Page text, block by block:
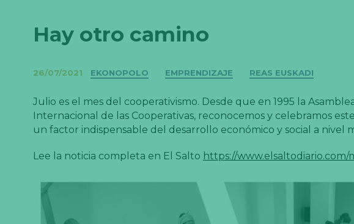
Hay otro camino
26/07/2021 Categorías
EKONOPOLO EMPRENDIZAJE REAS EUSKADI
Julio es el mes del cooperativismo. Desde que en 1995 la
Internacional de las Cooperativas, reconocemos y celebramos
un factor indispensable del desarrollo económico y social a nivel
Lee la noticia completa en El Salto https://